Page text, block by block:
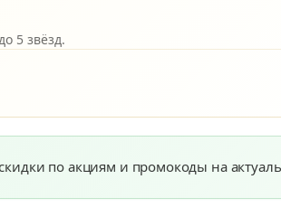
5 звёзд.
по акциям и промокоды на